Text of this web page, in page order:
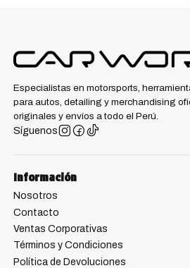
Especialistas en motorsports,
para autos, detailing y merchandising
originales y envíos a todo el Perú.
Síguenos
Información
Nosotros
Contacto
Ventas Corporativas
Términos y Condiciones
Política de Devoluciones